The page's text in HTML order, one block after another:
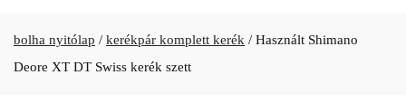
bolha nyitólap / kerékpár komplett kerék / Használt Shimano
Deore XT DT Swiss kerék szett